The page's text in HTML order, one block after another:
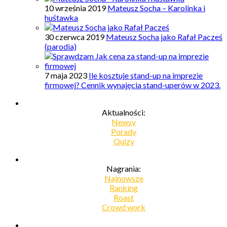
10 września 2019 Mateusz Socha – Karolinka i
huśtawka
30 czerwca 2019 Mateusz Socha jako Rafał Pacześ
(parodia)
7 maja 2023 Ile kosztuje stand-up na imprezie
firmowej? Cennik wynajęcia stand-uperów w 2023.
Aktualności:
Newsy
Porady
Quizy
Nagrania:
Najnowsze
Ranking
Roast
Crowd work